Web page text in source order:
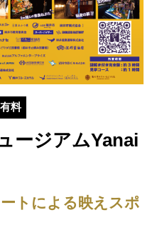
ージアムYanai
トによる映えスポ
有料